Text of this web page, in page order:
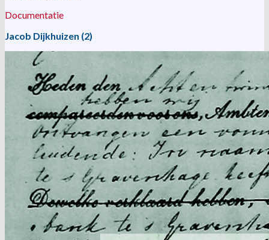
Documentatie
Jacob Dijkhuizen (2)